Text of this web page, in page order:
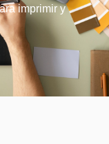
imprimir y